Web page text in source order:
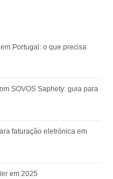
Portugal: o que precisa
SOVOS Saphety: guia para
faturação eletrónica em
em 2025